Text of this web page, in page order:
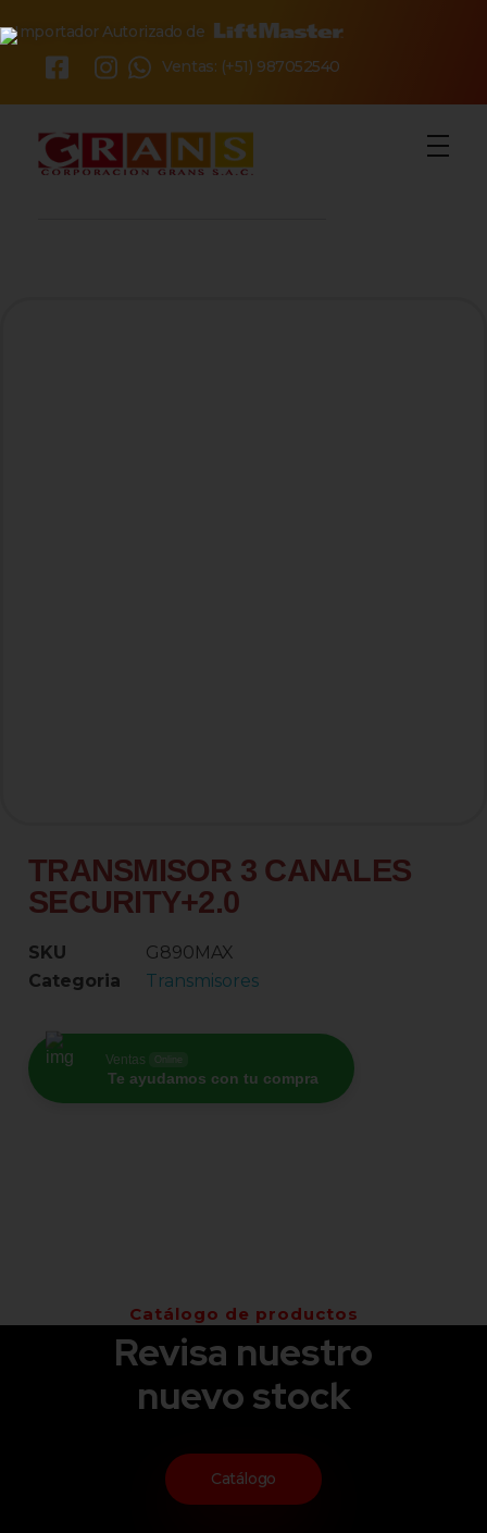
Importador Autorizado de
Ventas: (+51) 987052540
TRANSMISOR 3 CANALES
SECURITY+2.0
SKU
G890MAX
Categoria
Transmisores
Ventas
Te ayudamos con tu compra
Catálogo de productos
Revisa nuestro
nuevo stock
Catálogo